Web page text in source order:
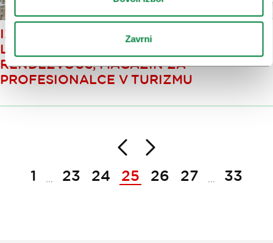
Zavrni
IZŠEL JE JESENSKO-ZIMSKI PR! −
LJUBLJANA, A PERFECT
RENDEZVOUS, MAGAZIN ZA
PROFESIONALCE V TURIZMU
NazajNaprej
1
23 24 25 26 27 33